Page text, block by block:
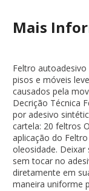
Mais
Feltro
pisos e móveis
causados pela
Decrição Técnica
por adesivo
cartela: 20 feltros
aplicação do
oleosidade.
sem tocar no
diretamente em
maneira uniforme